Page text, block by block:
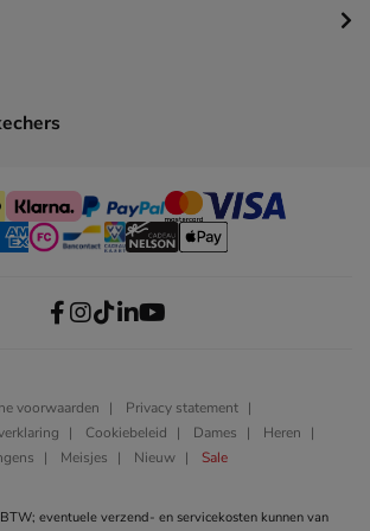
voorwaarden
Privacy statement
Cookiebeleid Dames
Heren
Meisjes Nieuw Sale
eventuele verzend- en servicekosten kunnen van